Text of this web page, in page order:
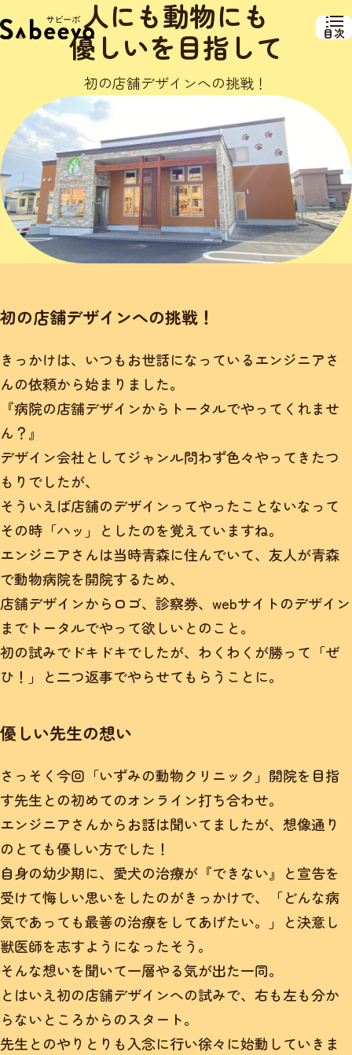
目次
人にも動物にも
優しいを目指して
初の店舗デザインへの挑戦！
初の店舗デザインへの挑戦！
きっかけは、いつもお世話になっているエンジニアさ
んの依頼から始まりました。
『病院の店舗デザインからトータルでやってくれませ
ん？』
デザイン会社としてジャンル問わず色々やってきたつ
もりでしたが、
そういえば店舗のデザインってやったことないなって
その時「ハッ」としたのを覚えていますね。
エンジニアさんは当時青森に住んでいて、友人が青森
で動物病院を開院するため、
店舗デザインからロゴ、診察券、webサイトのデザイン
までトータルでやって欲しいとのこと。
初の試みでドキドキでしたが、わくわくが勝って「ぜ
ひ！」と二つ返事でやらせてもらうことに。
優しい先生の想い
さっそく今回「いずみの動物クリニック」開院を目指
す先生との初めてのオンライン打ち合わせ。
エンジニアさんからお話は聞いてましたが、想像通り
のとても優しい方でした！
自身の幼少期に、愛犬の治療が『できない』と宣告を
受けて悔しい思いをしたのがきっかけで、「どんな病
気であっても最善の治療をしてあげたい。」と決意し
獣医師を志すようになったそう。
そんな想いを聞いて一層やる気が出た一同。
とはいえ初の店舗デザインへの試みで、右も左も分か
らないところからのスタート。
先生とのやりとりも入念に行い徐々に始動していきま